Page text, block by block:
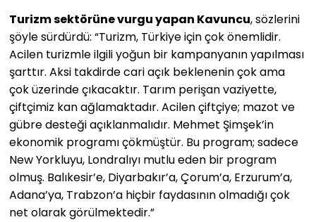
Turizm sektörüne vurgu yapan Kavuncu, sözlerini
şöyle sürdürdü: “Turizm, Türkiye için çok önemlidir.
Acilen turizmle ilgili yoğun bir kampanyanın yapılması
şarttır. Aksi takdirde cari açık beklenenin çok ama
çok üzerinde çıkacaktır. Tarım perişan vaziyette,
çiftçimiz kan ağlamaktadır. Acilen çiftçiye; mazot ve
gübre desteği açıklanmalıdır. Mehmet Şimşek’in
ekonomik programı çökmüştür. Bu program; sadece
New Yorkluyu, Londralıyı mutlu eden bir program
olmuş. Balıkesir’e, Diyarbakır’a, Çorum’a, Erzurum’a,
Adana’ya, Trabzon’a hiçbir faydasının olmadığı çok
net olarak görülmektedir.”